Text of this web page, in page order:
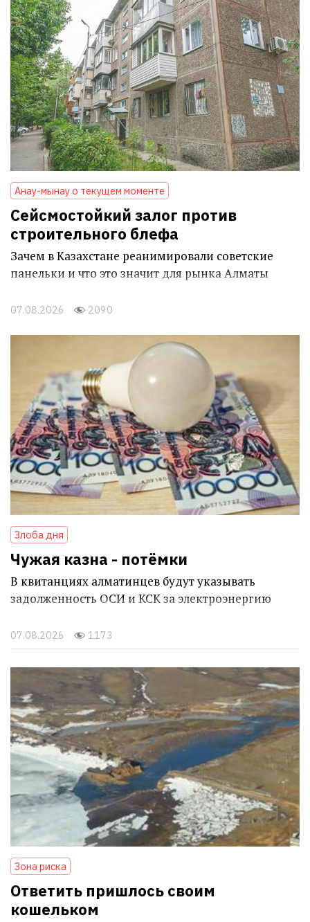
Анау-мынау о текущем моменте
Сейсмостойкий залог против
строительного блефа
Зачем в Казахстане реанимировали советские
панельки и что это значит для рынка Алматы
07.08.2026 2090
Злоба дня
Чужая казна - потёмки
В квитанциях алматинцев будут указывать
задолженность ОСИ и КСК за электроэнергию
07.08.2026 1173
Зона риска
Ответить пришлось своим
кошельком